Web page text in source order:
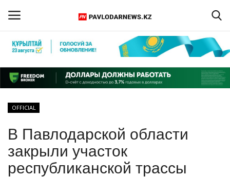
Регистрация
Главная
ПАВЛОДАРСКАЯ ОБЛАСТЬ
КАЗАХСТАН
OFFICIAL
В Павлодарской области
закрыли участок
республиканской трассы